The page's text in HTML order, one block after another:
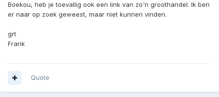
Boekou, heb je toevallig ook een link van zo'n groothandel. Ik ben
er naar op zoek geweest, maar niet kunnen vinden.
grt
Frank
Quote